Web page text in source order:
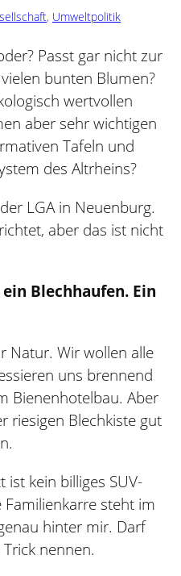
, Umweltpolitik
Passt gar nicht zur
bunten Blumen?
wertvollen
aber sehr wichtigen
Tafeln und
des Altrheins?
LGA in Neuenburg.
aber das ist nicht
Blechhaufen. Ein
Natur. Wir wollen alle
uns brennend
Bienenhotelbau. Aber
riesigen Blechkiste gut
ist kein billiges SUV-
steht im
hinter mir. Darf
nennen.